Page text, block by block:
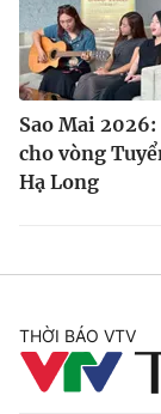
Sao Mai 2026:
cho vòng
Hạ Long
THỜI BÁO VTV